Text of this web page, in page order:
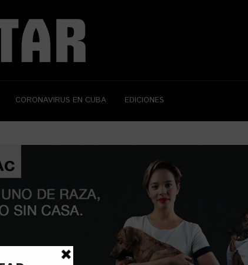
CORONAVIRUS EN CUBA EDICIONES